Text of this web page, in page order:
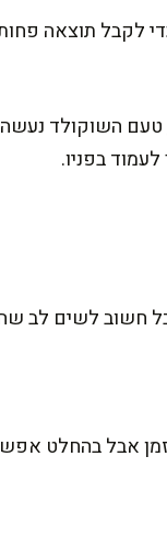
לקבל תוצאה
השוקולד נעשה
בפניו.
חשוב לשים לב
אבל בהחלט